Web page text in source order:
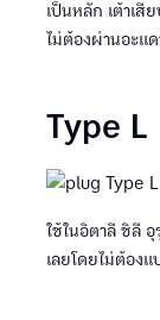
เป็นหลัก เต้าเสี
ไม่ต้องผ่านอะแ
Type L
ใช้ในอิตาลี ชิลี
เลยโดยไม่ต้องแ